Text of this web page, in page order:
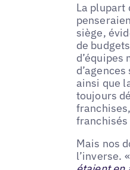
La plupart
siège,
de
ainsi que
toujours
Mais nos
l’inverse. «